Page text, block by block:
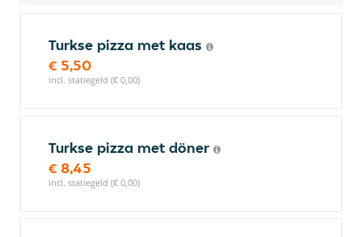
Turkse pizza met kaas
€ 5,50
incl. statiegeld (€ 0,00)
Turkse pizza met döner
€ 8,45
incl. statiegeld (€ 0,00)